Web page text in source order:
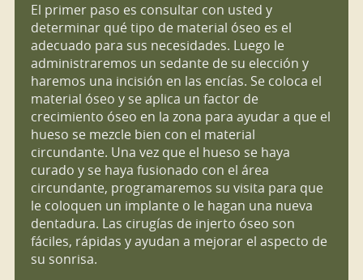
El primer paso es consultar con usted y
determinar qué tipo de material óseo es el
adecuado para sus necesidades. Luego le
administraremos un sedante de su elección y
haremos una incisión en las encías. Se coloca el
material óseo y se aplica un factor de
crecimiento óseo en la zona para ayudar a que el
hueso se mezcle bien con el material
circundante. Una vez que el hueso se haya
curado y se haya fusionado con el área
circundante, programaremos su visita para que
le coloquen un implante o le hagan una nueva
dentadura. Las cirugías de injerto óseo son
fáciles, rápidas y ayudan a mejorar el aspecto de
su sonrisa.